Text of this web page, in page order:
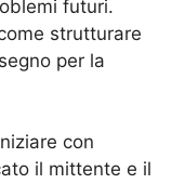
futuri.
strutturare
per la
con
il mittente e il